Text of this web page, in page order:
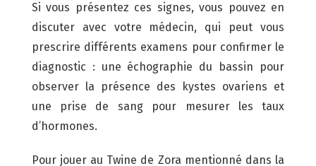
Si vous présentez ces signes, vous pouvez en
discuter avec votre médecin, qui peut vous
prescrire différents examens pour confirmer le
diagnostic : une échographie du bassin pour
observer la présence des kystes ovariens et
une prise de sang pour mesurer les taux
d’hormones.
Pour jouer au Twine de Zora mentionné dans la